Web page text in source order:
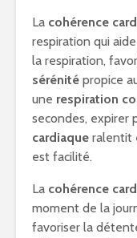
La cohérence
respiration qui
la respiration,
sérénité propice
une respiration
secondes, expirer
cardiaque ralentit
est facilité.
La cohérence
moment de la
favoriser la